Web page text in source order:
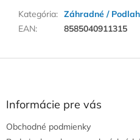
Kategória: Záhradné /
EAN: 8585040911315
Informácie pre vás
Obchodné podmienky